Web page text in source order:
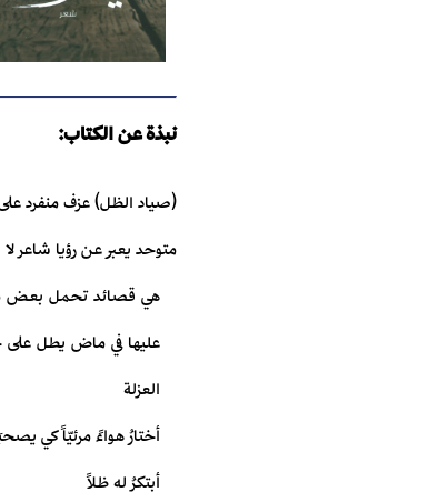
نبذة عن الكتاب:
(صياد الظل) عزف منفرد
متوحد يعبر عن رؤيا شاعر
هي قصائد تحمل بعض
عليها في ماض يطل على
العزلة
أختارُ هواءً مرئيّاً كي
أبتكرُ له ظلاً